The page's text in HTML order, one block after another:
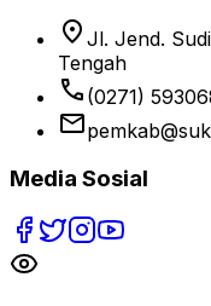
Kontak
location_on Jl. Jend.
Tengah
email
Media Sosial